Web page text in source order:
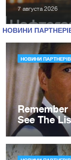
7 августа 2026